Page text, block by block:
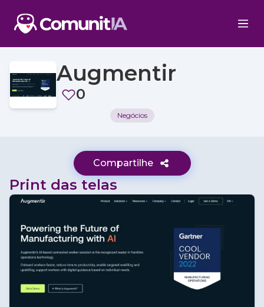
Augmentir
0
Negócios
Compartilhe
Print das telas